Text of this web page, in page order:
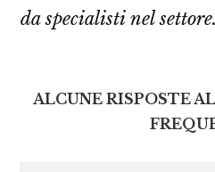
da specialisti nel
ALCUNE RISPOSTE